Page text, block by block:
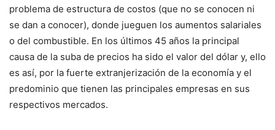
problema de estructura de costos (que no se conocen ni
se dan a conocer), donde jueguen los aumentos salariales
o del combustible. En los últimos 45 años la principal
causa de la suba de precios ha sido el valor del dólar y, ello
es así, por la fuerte extranjerización de la economía y el
predominio que tienen las principales empresas en sus
respectivos mercados.